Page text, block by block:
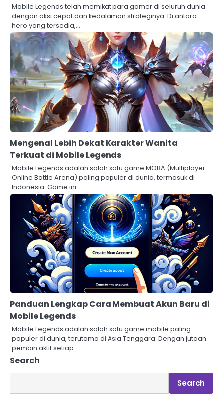
Mobile Legends telah memikat para gamer di seluruh dunia
dengan aksi cepat dan kedalaman strateginya. Di antara
hero yang tersedia,…
Mengenal Lebih Dekat Karakter Wanita
Terkuat di Mobile Legends
Mobile Legends adalah salah satu game MOBA (Multiplayer
Online Battle Arena) paling populer di dunia, termasuk di
Indonesia. Game ini…
Panduan Lengkap Cara Membuat Akun Baru di
Mobile Legends
Mobile Legends adalah salah satu game mobile paling
populer di dunia, terutama di Asia Tenggara. Dengan jutaan
pemain aktif setiap…
Search
Search